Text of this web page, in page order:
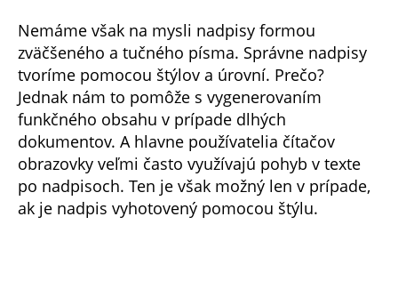
Nemáme však na mysli nadpisy formou
zväčšeného a tučného písma. Správne nadpisy
tvoríme pomocou štýlov a úrovní. Prečo?
Jednak nám to pomôže s vygenerovaním
funkčného obsahu v prípade dlhých
dokumentov. A hlavne používatelia čítačov
obrazovky veľmi často využívajú pohyb v texte
po nadpisoch. Ten je však možný len v prípade,
ak je nadpis vyhotovený pomocou štýlu.